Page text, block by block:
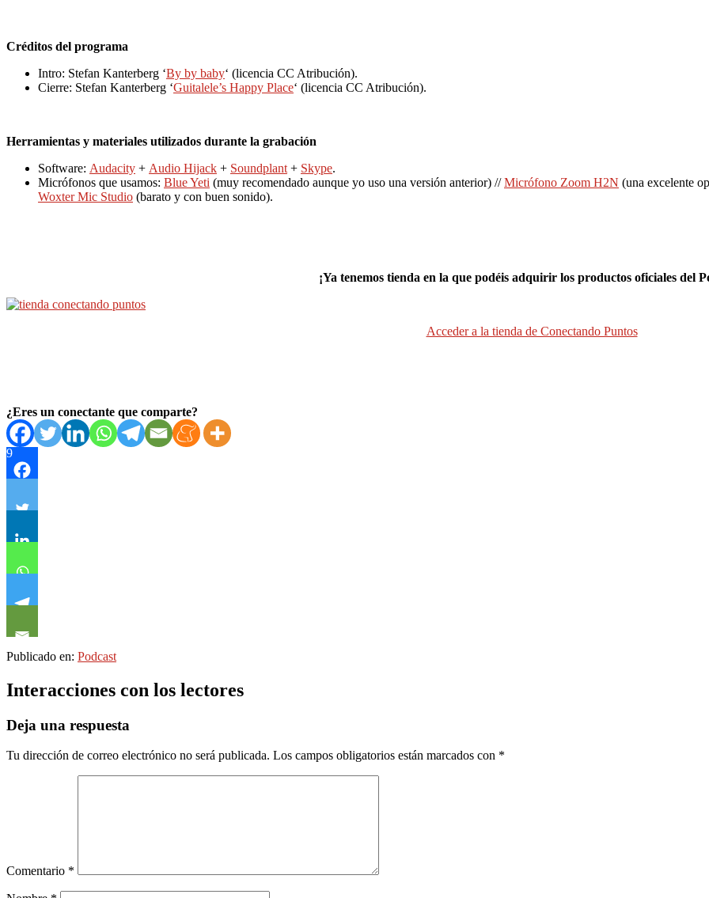
Créditos del programa
Intro: Stefan Kanterberg ‘By by baby‘ (licencia CC Atribución).
Cierre: Stefan Kanterberg ‘Guitalele’s Happy Place‘ (licencia CC Atribución).
Herramientas y materiales utilizados durante la grabación
Software: Audacity + Audio Hijack + Soundplant + Skype.
Micrófonos que usamos: Blue Yeti (muy recomendado aunque yo uso una versión anterior) //Micrófono Zoom H2N (una excelente
Woxter Mic Studio (barato y con buen sonido).
¡Ya tenemos tienda en la que podéis adquirir los productos oficiales del
Acceder a la tienda de Conectando Puntos
¿Eres un conectante que comparte?
9
Publicado en: Podcast
Interacciones con los lectores
Deja una respuesta
Tu dirección de correo electrónico no será publicada. Los campos obligatorios están marcados con *
Comentario *